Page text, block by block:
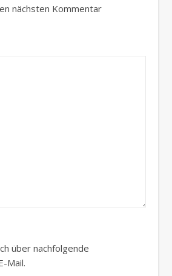
nächsten Kommentar
über nachfolgende
Mail.